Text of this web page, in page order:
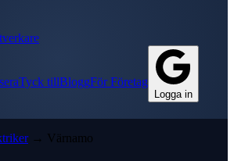
Tyck tillBloggFör Företag
Logga in
→ Värnamo